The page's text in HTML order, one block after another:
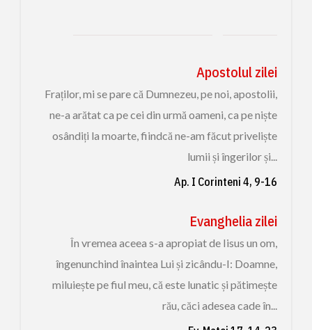
Apostolul zilei
Fraților, mi se pare că Dumnezeu, pe noi, apostolii,
ne-a arătat ca pe cei din urmă oameni, ca pe niște
osândiți la moarte, fiindcă ne-am făcut priveliște
lumii și îngerilor și...
Ap. I Corinteni 4, 9-16
Evanghelia zilei
În vremea aceea s-a apropiat de Iisus un om,
îngenunchind înaintea Lui și zicându-I: Doamne,
miluiește pe fiul meu, că este lunatic și pătimește
rău, căci adesea cade în...